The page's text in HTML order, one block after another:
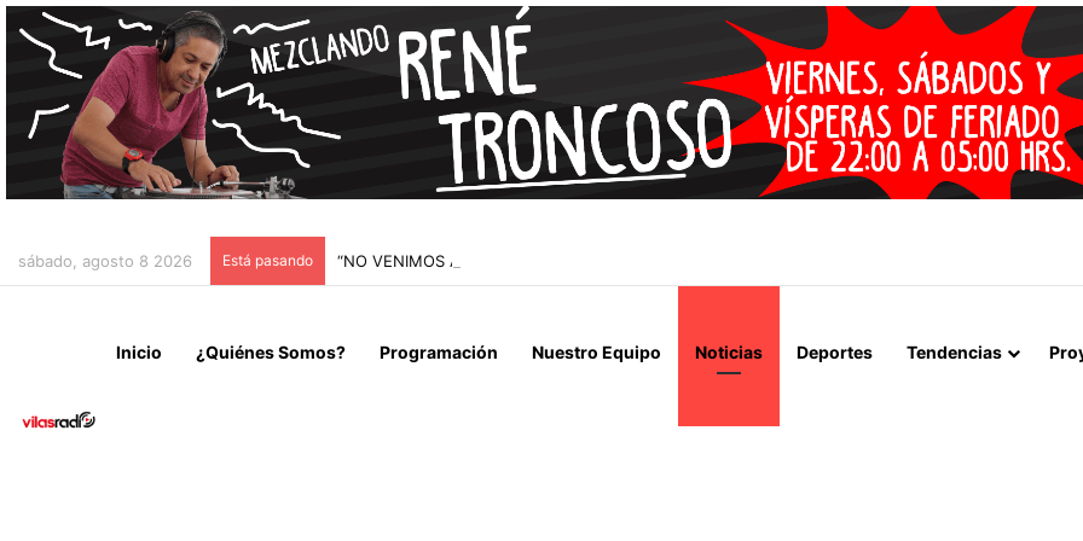
sábado, agosto 8 2026 Está pasando “NO VENIMOS A CELEBRAR LA MUERTE, SINO LA VIDA”: LA EMOTIVA ROMERÍA AL CEMENTERIO
Inicio ¿Quiénes Somos? Programación Nuestro Equipo Noticias Deportes Tendencias